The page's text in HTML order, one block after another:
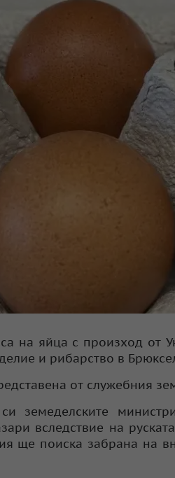
на яйца с произход от
и рибарство в
от служебния
земеделските
вследствие на
ще поиска забрана на